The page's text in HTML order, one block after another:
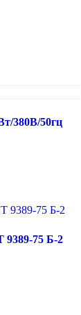
380В/50гц
9389-75 Б-2